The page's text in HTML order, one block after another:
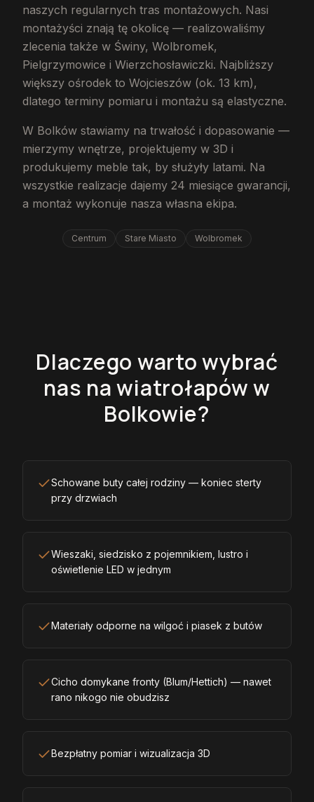
naszych regularnych tras montażowych. Nasi
montażyści znają tę okolicę — realizowaliśmy
zlecenia także w Świny, Wolbromek,
Pielgrzymowice i Wierzchosławiczki. Najbliższy
większy ośrodek to Wojcieszów (ok. 13 km),
dlatego terminy pomiaru i montażu są elastyczne.
W Bolków stawiamy na trwałość i dopasowanie —
mierzymy wnętrze, projektujemy w 3D i
produkujemy meble tak, by służyły latami. Na
wszystkie realizacje dajemy 24 miesiące gwarancji,
a montaż wykonuje nasza własna ekipa.
Centrum Stare Miasto Wolbromek
Dlaczego warto wybrać
nas na wiatrołapów w
Bolkowie?
Schowane buty całej rodziny — koniec sterty
przy drzwiach
Wieszaki, siedzisko z pojemnikiem, lustro i
oświetlenie LED w jednym
Materiały odporne na wilgoć i piasek z butów
Cicho domykane fronty (Blum/Hettich) — nawet
rano nikogo nie obudzisz
Bezpłatny pomiar i wizualizacja 3D